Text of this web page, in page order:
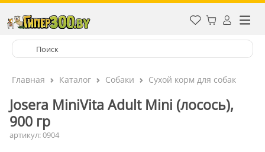
Главная Каталог Собаки Сухой корм для собак
Josera MiniVita Adult Mini (лосось),
900 гр
артикул: 0904